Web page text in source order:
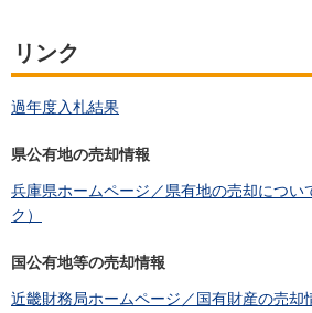
リンク
過年度入札結果
県公有地の売却情報
兵庫県ホームページ／県有地の売却につい
ク）
国公有地等の売却情報
近畿財務局ホームページ／国有財産の売却